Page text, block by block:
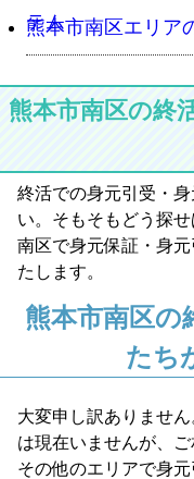
テム
熊本市南区エリア
熊本市南区の終
終活での身元引受・
い。そもそもどう探
南区で身元保証・身
たします。
熊本市南区の
たち
大変申し訳ありませ
は現在いませんが、
その他のエリアで身